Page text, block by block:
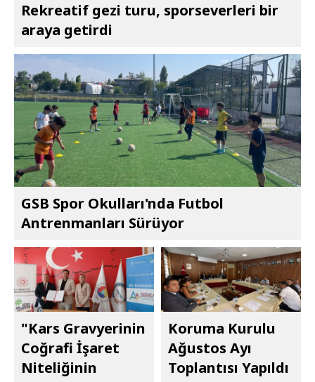
Rekreatif gezi turu, sporseverleri bir
araya getirdi
GSB Spor Okulları'nda Futbol
Antrenmanları Sürüyor
"Kars Gravyerinin
Coğrafi İşaret
Niteliğinin
Koruma Kurulu
Ağustos Ayı
Toplantısı Yapıldı